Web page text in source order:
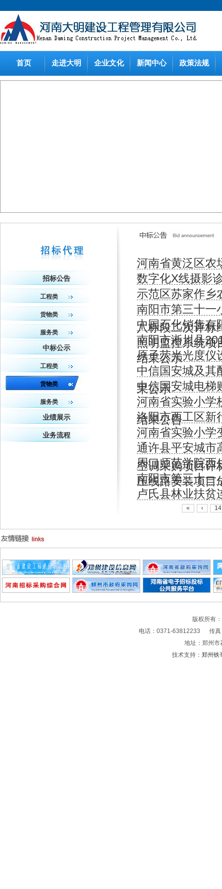
首页 走进大明 企业文化 新闻中心 政策法规
河南省黄泛区农
数字化X线摄影
示范区苏家作乡
南阳市第三十一
八标段二次评标
中国石化销售有
照明监控系统项
南阳市淅川县
结果公示
原子荧光光度仪
中信国安城及其
果公示
中信国安城电梯
河南省实验小学
结果公告
洛阳市西工区新
河南省实验小学
通许县平安城市
空调采购项目评
周口师范学院西
压线路安装项目
南阳市第三十一
卢氏县林业扶贫
« ‹
招标公告
工程类
货物类
服务类
中标公示
工程类
货物类
服务类
业绩展示
业务流程
版权所有
电话：0371-63812233 传
地址：郑州
技术支持： 郑州铁